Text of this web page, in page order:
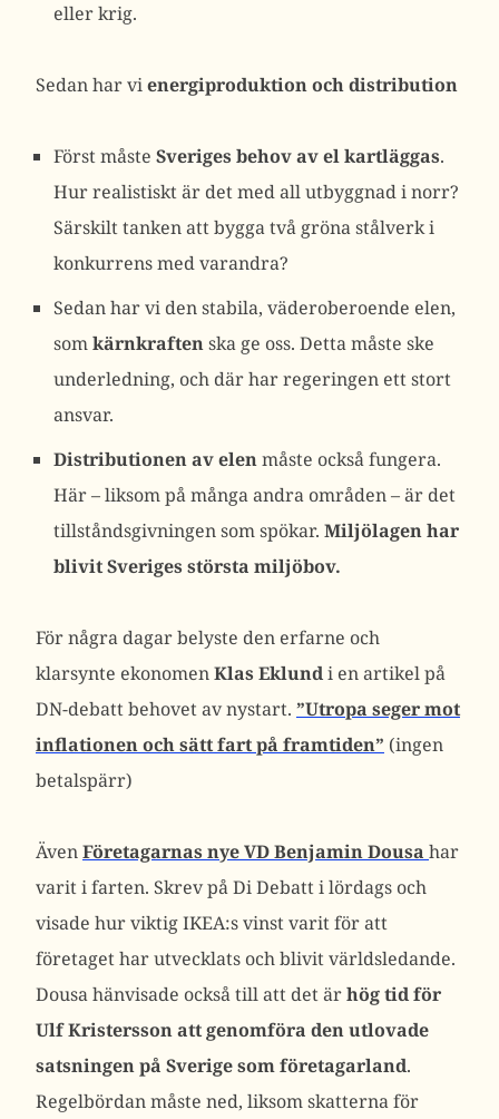
eller krig.
Sedan har vienergiproduktion och distribution
Först måste Sveriges behov av el kartläggas.
Hur realistiskt är det med all utbyggnad i norr?
Särskilt tanken att bygga två gröna stålverk i
konkurrens med varandra?
Sedan har vi den stabila, väderoberoende elen,
somkärnkraftenska ge oss. Detta måste ske
underledning, och där har regeringen ett stort
ansvar.
Distributionen av elenmåste också fungera.
Här – liksom på många andra områden – är det
tillståndsgivningen som spökar. Miljölagen har
blivit Sveriges största miljöbov.
För några dagar belyste den erfarne och
klarsynte ekonomenKlas Eklundi en artikel på
DN-debatt behovet av nystart. ”Utropa seger mot
inflationen och sätt fart på framtiden” (ingen
betalspärr)
ÄvenFöretagarnas nye VD Benjamin Dousa har
varit i farten. Skrev på Di Debatt i lördags och
visade hur viktig IKEA:s vinst varit för att
företaget har utvecklats och blivit världsledande.
Dousa hänvisade också till att det ärhög tid för
Ulf Kristersson att genomföra den utlovade
satsningen på Sverige som företagarland.
Regelbördan måste ned, liksom skatterna för